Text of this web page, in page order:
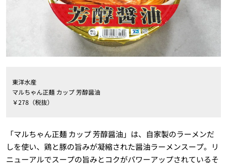
東洋水産
マルちゃん正麺 カップ 芳醇醤油
￥278（税抜）
「マルちゃん正麺 カップ 芳醇醤油」は、自家製のラーメンだ
しを使い、鶏と豚の旨みが凝縮された醤油ラーメンスープ。リ
ニューアルでスープの旨みとコクがパワーアップされているそ